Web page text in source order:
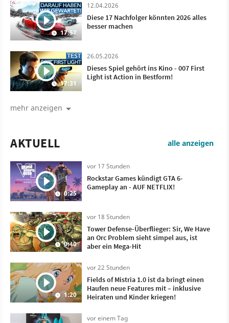
17:57
12.04.2026
Diese 17 Nachfolger könnten 2026 alles
besser machen
17:31
26.05.2026
Dieses Spiel gehört ins Kino - 007 First
Light ist Action in Bestform!
mehr anzeigen
AKTUELL alle anzeigen
0:25
vor 17 Stunden
Rockstar Games kündigt GTA 6-
Gameplay an - AUF NETFLIX!
0:40
vor 18 Stunden
Tower Defense-Überflieger: Sir, We Have
an Orc Problem sieht simpel aus, ist
aber ein Mega-Hit
1:20
vor 22 Stunden
Fields of Mistria 1.0 ist da bringt einen
Haufen neue Features mit – inklusive
Heiraten und Kinder kriegen!
vor einem Tag